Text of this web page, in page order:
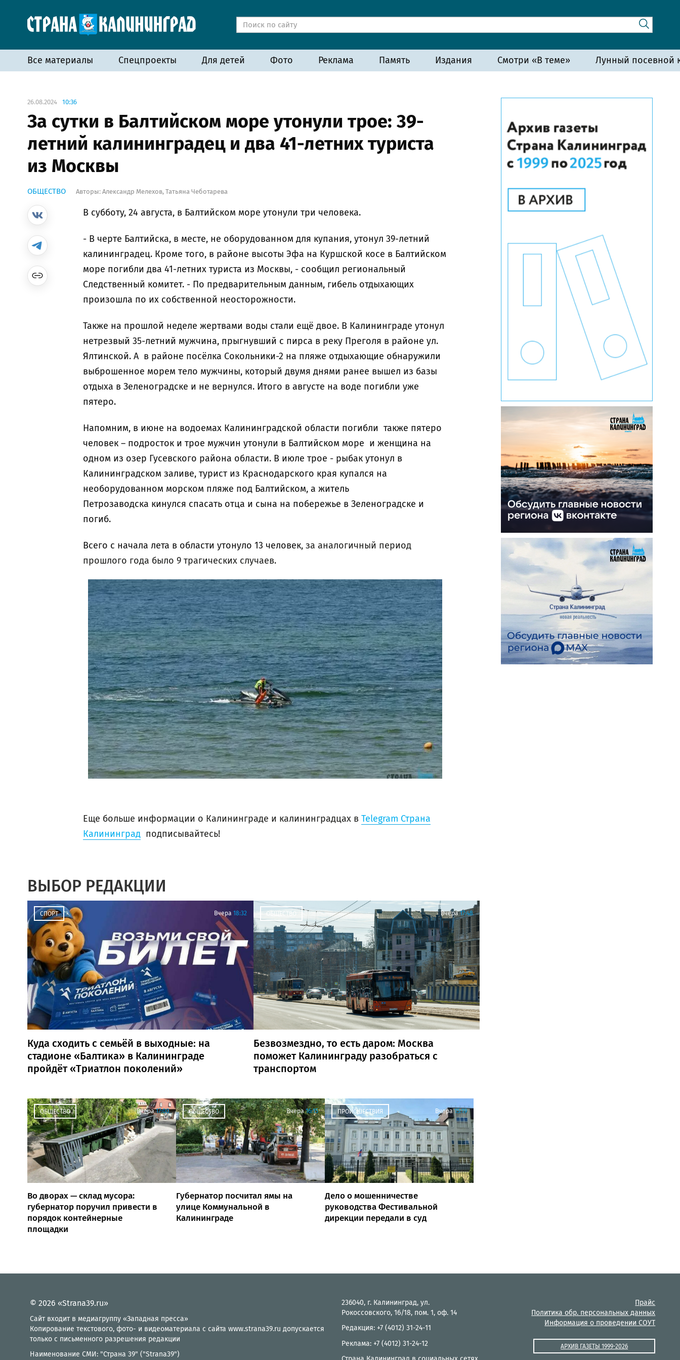
Все материалы Спецпроекты Для детей Фото Реклама Память Издания Смотри «В теме» Лунный посевной
26.08.2024 10:36
За сутки в Балтийском море утонули трое: 39-
летний калининградец и два 41-летних туриста
из Москвы
ОБЩЕСТВО Авторы: Александр Мелехов, Татьяна Чеботарева
В субботу, 24 августа, в Балтийском море утонули три человека.
- В черте Балтийска, в месте, не оборудованном для купания, утонул 39-летний
калининградец. Кроме того, в районе высоты Эфа на Куршской косе в Балтийском
море погибли два 41-летних туриста из Москвы, - сообщил региональный
Следственный комитет. - По предварительным данным, гибель отдыхающих
произошла по их собственной неосторожности.
Также на прошлой неделе жертвами воды стали ещё двое. В Калининграде утонул
нетрезвый 35-летний мужчина, прыгнувший с пирса в реку Преголя в районе ул.
Ялтинской. А в районе посёлка Сокольники-2 на пляже отдыхающие обнаружили
выброшенное морем тело мужчины, который двумя днями ранее вышел из базы
отдыха в Зеленоградске и не вернулся. Итого в августе на воде погибли уже
пятеро.
Напомним, в июне на водоемах Калининградской области погибли также пятеро
человек – подросток и трое мужчин утонули в Балтийском море и женщина на
одном из озер Гусевского района области. В июле трое - рыбак утонул в
Калининградском заливе, турист из Краснодарского края купался на
необорудованном морском пляже под Балтийском, а житель
Петрозаводска кинулся спасать отца и сына на побережье в Зеленоградске и
погиб.
Всего с начала лета в области утонуло 13 человек, за аналогичный период
прошлого года было 9 трагических случаев.
Еще больше информации о Калининграде и калининградцах в Telegram Страна
Калининград подписывайтесь!
ВЫБОР РЕДАКЦИИ
СПОРТ Вчера 18:32
Куда сходить с семьёй в выходные: на
стадионе «Балтика» в Калининграде
пройдёт «Триатлон поколений»
ОБЩЕСТВО Вчера 17:48
Безвозмездно, то есть даром: Москва
поможет Калининграду разобраться с
транспортом
ОБЩЕСТВО Вчера 17:00
Во дворах — склад мусора:
губернатор поручил привести в
порядок контейнерные
площадки
ОБЩЕСТВО Вчера 16:15
Губернатор посчитал ямы на
улице Коммунальной в
Калининграде
ПРОИСШЕСТВИЯ Вчера 15:19
Дело о мошенничестве
руководства Фестивальной
дирекции передали в суд
© 2026 «Strana39.ru»
Сайт входит в медиагруппу «Западная пресса»
Копирование текстового, фото- и видеоматериала с сайта www.strana39.ru допускается
только с письменного разрешения редакции
Наименование СМИ: "Страна 39" ("Strana39")
236040, г. Калининград, ул.
Рокоссовского, 16/18, пом. 1, оф. 14
Редакция: +7 (4012) 31-24-11
Реклама: +7 (4012) 31-24-12
Прайс
Политика обр. персональных данных
Информация о проведении СОУТ
АРХИВ ГАЗЕТЫ 1999-2026